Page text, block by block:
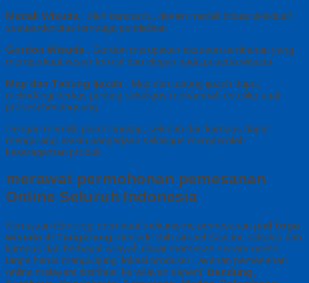
Medali Wisuda : oleh karena itu, desain medali dibuat eksklusif
sesuai identitas lembaga pendidikan
Gordon Wisuda : Gordon merupakan aksesori tambahan yang
memperkuat kesan formal dan elegan pada peserta wisuda
Map dan Tabung Ijazah : Map dan tabung ijazah dapat
melindungi berkas penting sekaligus menambah estetika saat
prosesi berlangsung
Dengan memilih paket lengkap, sekolah dan kampus dapat
mengurangi waktu pengerjaan sekaligus memperoleh
keseragaman produk
merawat permohonan pemesanan
Online Seluruh Indonesia
Kemajuan teknologi membuat mekanisme pemesanan jual toga
wisuda di Tangerang menjadi lebih simpel Saat ini, sekolah dan
kampus dari berbagai wilayah dapat memesan secara online
tanpa harus mengunjungi lokasi produksi Layanan pemesanan
online melayani distribusi ke wilayah seperti: Bandung,